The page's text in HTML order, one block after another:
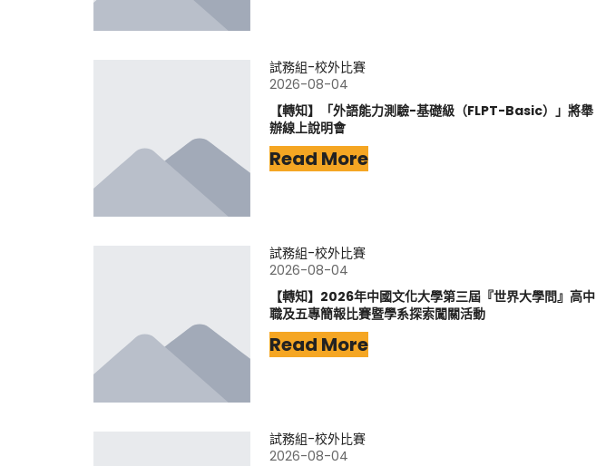
試務組-校外比賽
2026-08-04
【轉知】「外語能力測驗-基礎級（FLPT-Basic）」將舉
辦線上說明會
Read More
試務組-校外比賽
2026-08-04
【轉知】2026年中國文化大學第三屆『世界大學問』高中
職及五專簡報比賽暨學系探索闖關活動
Read More
試務組-校外比賽
2026-08-04